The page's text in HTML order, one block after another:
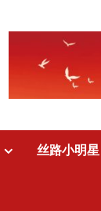
丝路小明星